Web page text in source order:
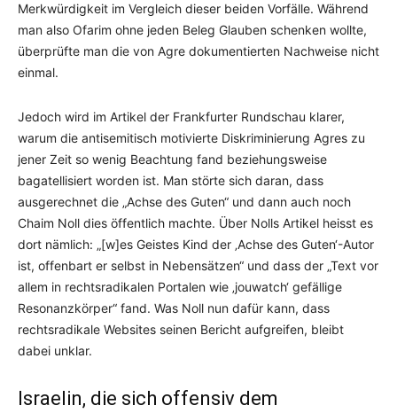
Merkwürdigkeit im Vergleich dieser beiden Vorfälle. Während
man also Ofarim ohne jeden Beleg Glauben schenken wollte,
überprüfte man die von Agre dokumentierten Nachweise nicht
einmal.
Jedoch wird im Artikel der Frankfurter Rundschau klarer,
warum die antisemitisch motivierte Diskriminierung Agres zu
jener Zeit so wenig Beachtung fand beziehungsweise
bagatellisiert worden ist. Man störte sich daran, dass
ausgerechnet die „Achse des Guten“ und dann auch noch
Chaim Noll dies öffentlich machte. Über Nolls Artikel heisst es
dort nämlich: „[w]es Geistes Kind der ‚Achse des Guten‘-Autor
ist, offenbart er selbst in Nebensätzen“ und dass der „Text vor
allem in rechtsradikalen Portalen wie ‚jouwatch‘ gefällige
Resonanzkörper“ fand. Was Noll nun dafür kann, dass
rechtsradikale Websites seinen Bericht aufgreifen, bleibt
dabei unklar.
Israelin, die sich offensiv dem